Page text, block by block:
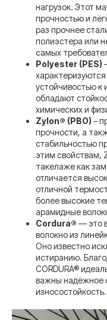
нагрузок. Этот
прочностью и
раз прочнее
полиэстера или
самых
Polyester (PES)
устойчивостью к
обладают
химических и
Zylon® (PBO) –
прочности, а
стабильностью
этим свойствам,
такелаже как
отличается
отличной
более высокие
арамидные
Cordura® — это
волокно из
Оно известно
истиранию.
CORDURA®
важны надёжное
износостойкость.